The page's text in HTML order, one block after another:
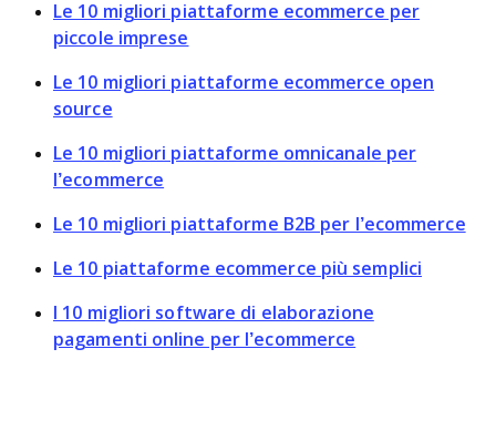
Le 10 migliori piattaforme ecommerce per
piccole imprese
Le 10 migliori piattaforme ecommerce open
source
Le 10 migliori piattaforme omnicanale per
l’ecommerce
Le 10 migliori piattaforme B2B per l’ecommerce
Le 10 piattaforme ecommerce più semplici
I 10 migliori software di elaborazione
pagamenti online per l’ecommerce